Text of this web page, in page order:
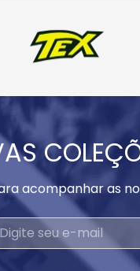
acompanhar as